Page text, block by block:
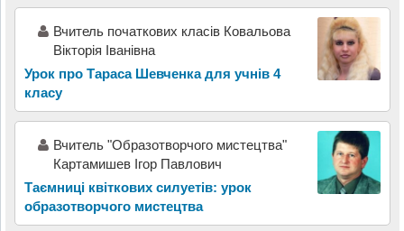
Вчитель початкових класів Ковальова
Вікторія Іванівна
Урок про Тараса Шевченка для учнів 4
класу
Вчитель "Образотворчого мистецтва"
Картамишев Ігор Павлович
Таємниці квіткових силуетів: урок
образотворчого мистецтва